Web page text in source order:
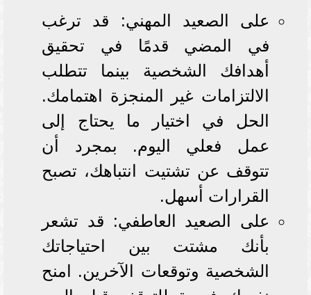
على الصعيد المهني: قد ترغب
في المضي قدمًا في تحقيق
أهدافك الشخصية بينما تتطلب
الالتزامات غير المنجزة اهتمامك.
الحل في اختيار ما يحتاج إلى
عمل فعلي اليوم. بمجرد أن
تتوقف عن تشتيت انتباهك، تصبح
القرارات أسهل.
على الصعيد العاطفي: قد تشعر
بأنك مشتت بين احتياجاتك
الشخصية وتوقعات الآخرين. امنح